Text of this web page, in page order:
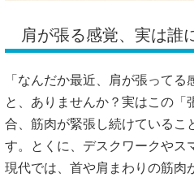
肩が張る感覚、実は誰
「なんだか最近、肩が張って
と、ありませんか？実はこの「
合、筋肉が緊張し続けているこ
す。とくに、デスクワークやス
現代では、首や肩まわりの筋肉